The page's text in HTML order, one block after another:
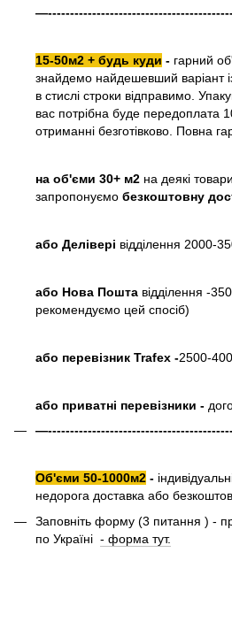
15-50м2 + будь куди - гарний
знайдемо найдешевший варіант
в стислі строки відправимо.
вас потрібна буде передоплата
отриманні безготівково. Повна
на об'єми 30+ м2 на деякі
запропонуємо безкоштовну
або Делівері відділення 2000-
або Нова Пошта відділення -
рекомендуємо цей спосіб)
або перевізник Trafex -2500-
або приватні перевізники -
Об'єми 50-1000м2 -
недорога доставка або
Заповніть форму (3 питання ) -
по Україні - форма тут.